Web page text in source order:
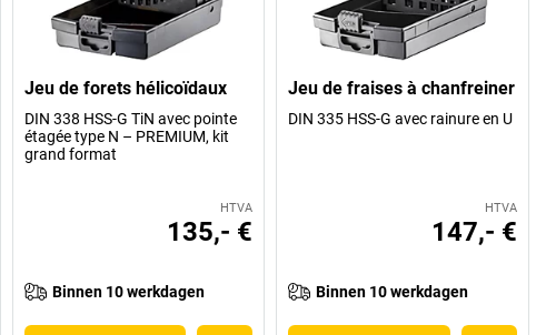
Jeu de forets hélicoïdaux
DIN 338 HSS-G TiN avec pointe
étagée type N – PREMIUM, kit
grand format
HTVA
135,- €
Binnen 10 werkdagen
Jeu de fraises à chanfreiner
DIN 335 HSS-G avec rainure en U
HTVA
147,- €
Binnen 10 werkdagen